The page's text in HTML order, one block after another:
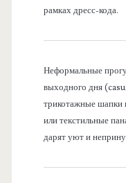
рамках дресс-кода.
Неформальные
выходного дня
трикотажные шапки
или текстильные
дарят уют и